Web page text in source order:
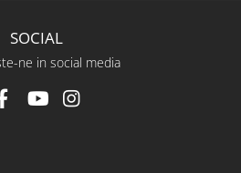
SOCIAL
ne in social media